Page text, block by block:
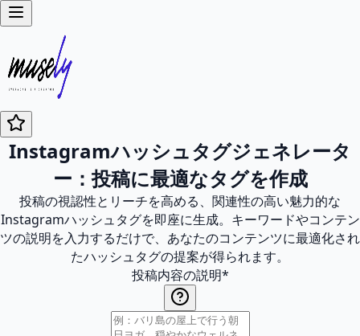
Instagramハッシュタグジェネレータ
ー：投稿に最適なタグを作成
投稿の視認性とリーチを高める、関連性の高い魅力的な
Instagramハッシュタグを即座に生成。キーワードやコンテン
ツの説明を入力するだけで、あなたのコンテンツに最適化され
たハッシュタグの提案が得られます。
投稿内容の説明*